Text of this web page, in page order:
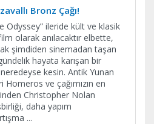
Bronz Çağı!
Odyssey” ileride kült ve klasik
olarak anılacaktır elbette,
şimdiden sinemadan taşan
hayata karışan bir
kesin. Antik Yunan
Homeros ve çağımızın en
Christopher Nolan
daha yapım
...